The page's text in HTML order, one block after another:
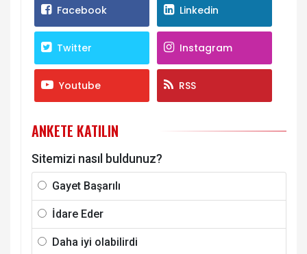
Facebook Linkedin
Twitter Instagram
Youtube RSS
ANKETE KATILIN
Sitemizi nasıl buldunuz?
Gayet Başarılı
İdare Eder
Daha iyi olabilirdi